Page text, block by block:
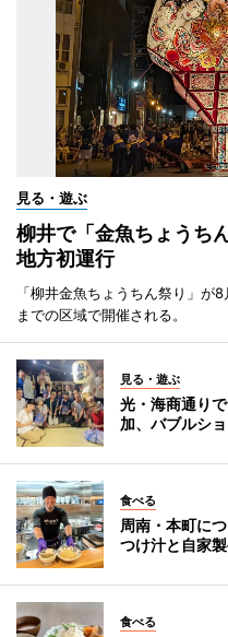
見る・遊ぶ
柳井で「金魚ちょうち
地方初運行
「柳井金魚ちょうちん祭り」が
までの区域で開催される。
見る・遊ぶ
光・海商通り
加、バブルシ
食べる
周南・本町に
つけ汁と自家
食べる